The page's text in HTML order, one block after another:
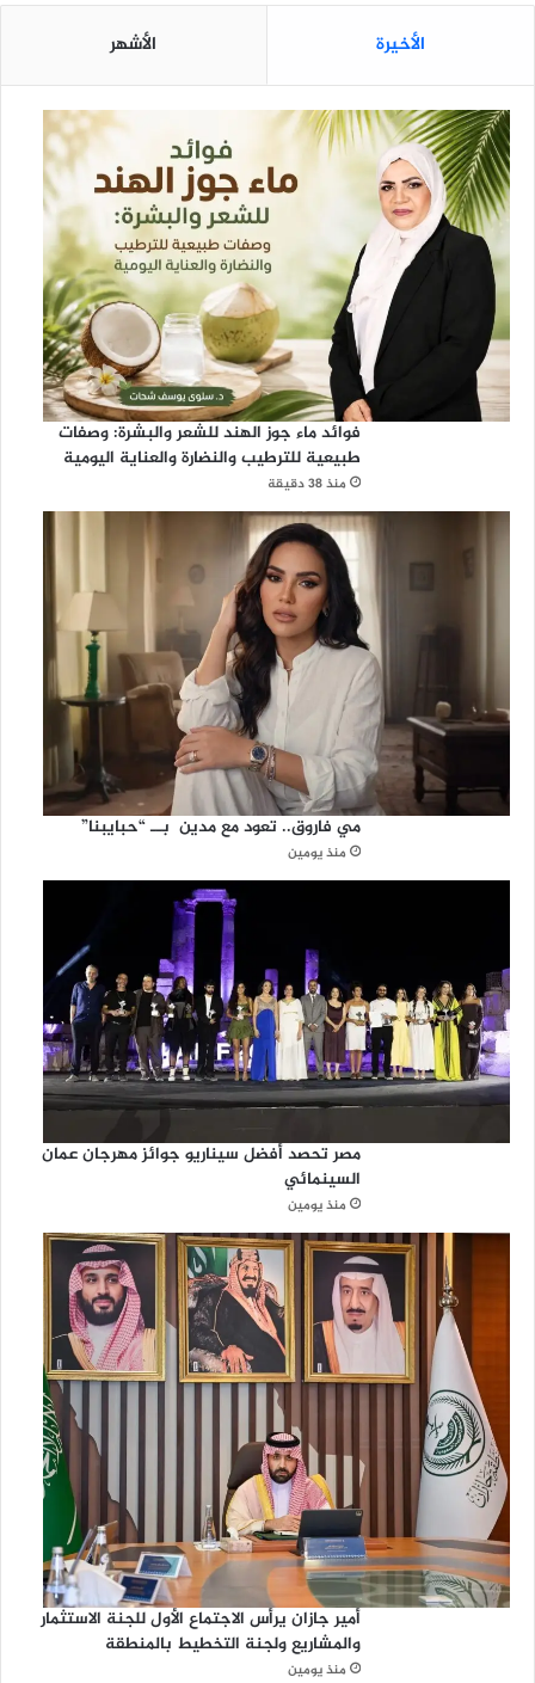
الأخيرة الأشهر
فوائد ماء جوز الهند للشعر والبشرة: وصفات
طبيعية للترطيب والنضارة والعناية اليومية
منذ 38 دقيقة
مي فاروق.. تعود مع مدين بــ “حبايبنا”
منذ يومين
مصر تحصد أفضل سيناريو جوائز مهرجان عمان
السينمائي
منذ يومين
أمير جازان يرأس الاجتماع الأول للجنة الاستثمار
والمشاريع ولجنة التخطيط بالمنطقة
منذ يومين